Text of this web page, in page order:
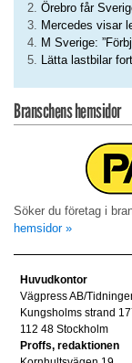
Örebro får
Mercedes visar
M Sverige:
Lätta lastbilar
Branschens hemsidor
Söker du företag i
hemsidor »
Huvudkontor
Vägpress AB/
Kungsholms strand
112 48 Stockholm
Proffs, redaktionen